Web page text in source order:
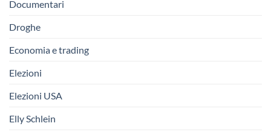
Documentari
Droghe
Economia e trading
Elezioni
Elezioni USA
Elly Schlein